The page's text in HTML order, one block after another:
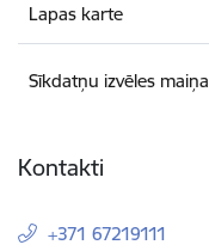
Lapas karte
Sīkdatņu izvēles maiņa
Kontakti
+371 67219111